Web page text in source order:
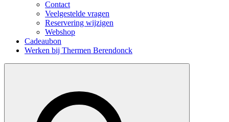
Contact
Veelgestelde vragen
Reservering wijzigen
Webshop
Cadeaubon
Werken bij Thermen Berendonck